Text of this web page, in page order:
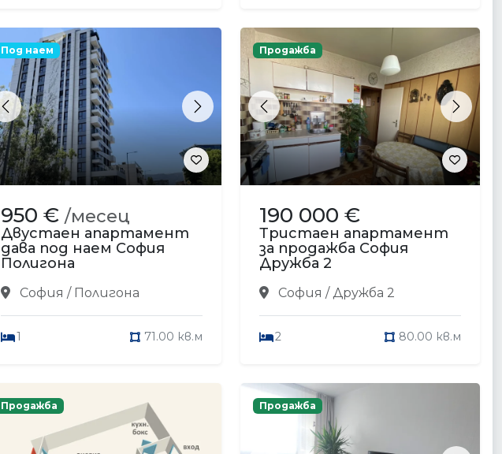
Previous Next
Под наем
950 € /месец
Двустаен апартамент
дава под наем София
Полигона
София / Полигона
1 71.00 кв.м
Previous Next
Продажба
190 000 €
Тристаен апартамент
за продажба София
Дружба 2
София / Дружба 2
2 80.00 кв.м
Продажба Продажба